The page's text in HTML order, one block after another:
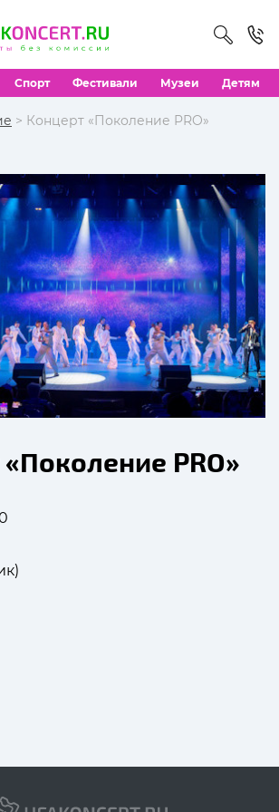
Спорт Фестивали Музеи Детям
> Концерт «Поколение PRO»
PRO»